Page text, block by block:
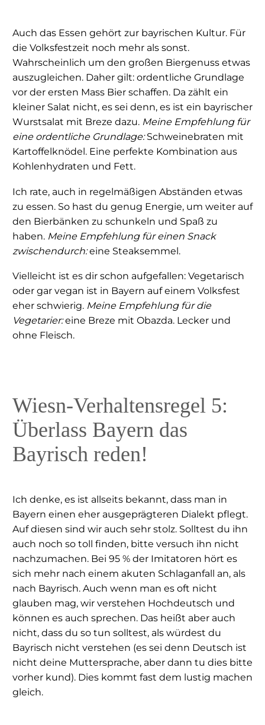
Auch das Essen gehört zur bayrischen Kultur. Für
die Volksfestzeit noch mehr als sonst.
Wahrscheinlich um den großen Biergenuss etwas
auszugleichen. Daher gilt: ordentliche Grundlage
vor der ersten Mass Bier schaffen. Da zählt ein
kleiner Salat nicht, es sei denn, es ist ein bayrischer
Wurstsalat mit Breze dazu. Meine Empfehlung für
eine ordentliche Grundlage:Schweinebraten mit
Kartoffelknödel. Eine perfekte Kombination aus
Kohlenhydraten und Fett.
Ich rate, auch in regelmäßigen Abständen etwas
zu essen. So hast du genug Energie, um weiter auf
den Bierbänken zu schunkeln und Spaß zu
haben. Meine Empfehlung für einen Snack
zwischendurch:eine Steaksemmel.
Vielleicht ist es dir schon aufgefallen: Vegetarisch
oder gar vegan ist in Bayern auf einem Volksfest
eher schwierig. Meine Empfehlung für die
Vegetarier:eine Breze mit Obazda. Lecker und
ohne Fleisch.
Wiesn-Verhaltensregel 5:
Überlass Bayern das
Bayrisch reden!
Ich denke, es ist allseits bekannt, dass man in
Bayern einen eher ausgeprägteren Dialekt pflegt.
Auf diesen sind wir auch sehr stolz. Solltest du ihn
auch noch so toll finden, bitte versuch ihn nicht
nachzumachen. Bei 95 % der Imitatoren hört es
sich mehr nach einem akuten Schlaganfall an, als
nach Bayrisch. Auch wenn man es oft nicht
glauben mag, wir verstehen Hochdeutsch und
können es auch sprechen. Das heißt aber auch
nicht, dass du so tun solltest, als würdest du
Bayrisch nicht verstehen (es sei denn Deutsch ist
nicht deine Muttersprache, aber dann tu dies bitte
vorher kund). Dies kommt fast dem lustig machen
gleich.